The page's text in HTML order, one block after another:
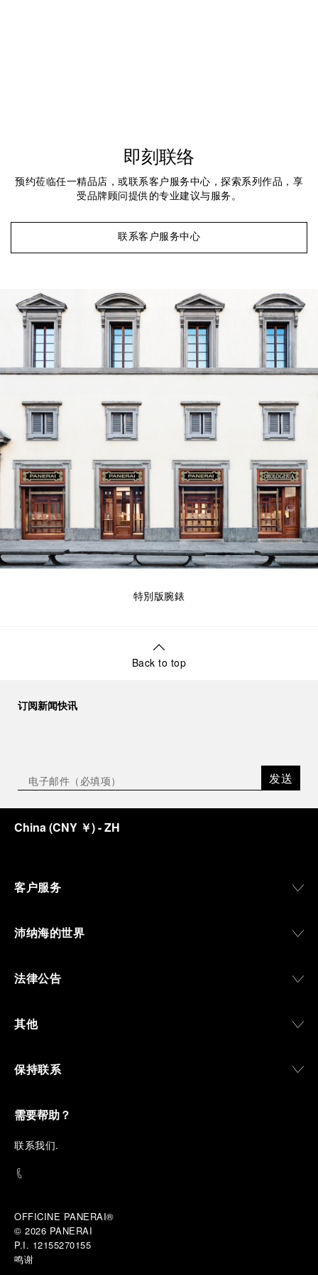
即刻联络
预约莅临任一精品店，或联系客户服务中心，探索系列作品，享
受品牌顾问提供的专业建议与服务。
联系客户服务中心
特別版腕錶
Back to top
订阅新闻快讯
发送
China(CNY ￥)- ZH
客户服务
沛纳海的世界
法律公告
其他
保持联系
需要帮助？
联系我们.
OFFICINE PANERAI®
© 2026 PANERAI
P.I. 12155270155
鸣谢